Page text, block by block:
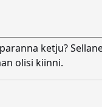
ketju?
olisi kiinni.